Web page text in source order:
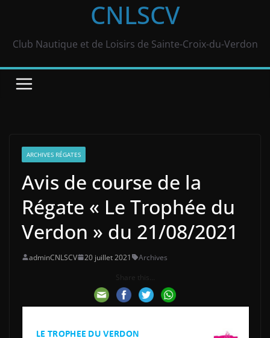
CNLSCV
Club Nautique et de Loisirs de Sainte-Croix-du-Verdon
ARCHIVES RÉGATES
Avis de course de la
Régate « Le Trophée du
Verdon » du 21/08/2021
adminCNLSCV 20 juillet 2021
Archives
Share this...